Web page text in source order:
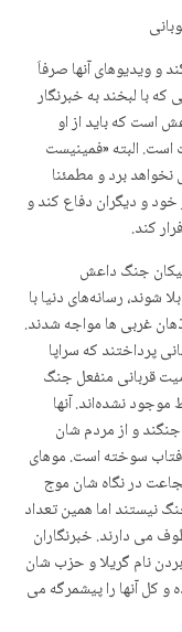
و ویدیوهای آنها صرفاَ
با لبخند بە خبرنگار
است کە باید از او
است. البتە «فمینیست
برد و مطمئنا
و دیگران دفاع کند و
کند.
جنگ داعش
شوند، رسانەهای دنیا با
غربی ها مواجە شدند.
پرداختند کە سراپا
قربانی منفعل جنگ
موجود نشدەاند. آنها
و از مردم شان
سوختە است. موهای
در نگاه شان موج
نیستند اما همین تعداد
می دارند. خبرنگاران
نام گریلا و حزب شان
کل آنها را پیشمرگە می